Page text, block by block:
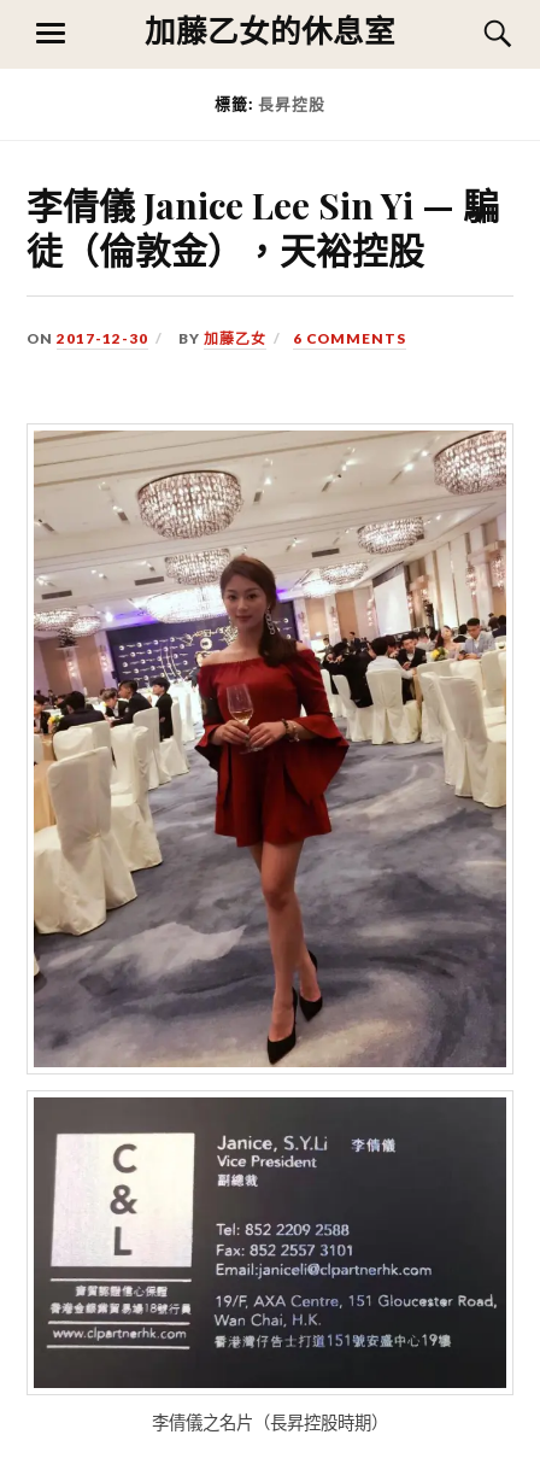
content
加藤乙女的休息室
MENU
標籤: 長昇控股
李倩儀 Janice Lee Sin Yi — 騙
徒（倫敦金），天裕控股
ON2017-12-30 BY加藤乙女 6 COMMENTS
李倩儀之名片（長昇控股時期）